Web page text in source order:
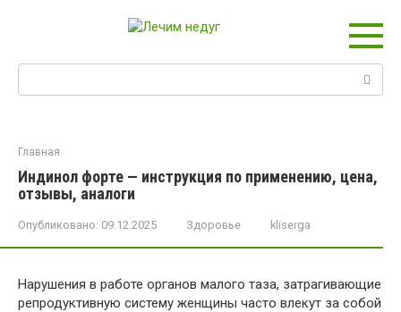
Главная
Индинол форте — инструкция по применению, цена,
отзывы, аналоги
Опубликовано: 09.12.2025 Здоровье kliserga
Нарушения в работе органов малого таза, затрагивающие
репродуктивную систему женщины часто влекут за собой